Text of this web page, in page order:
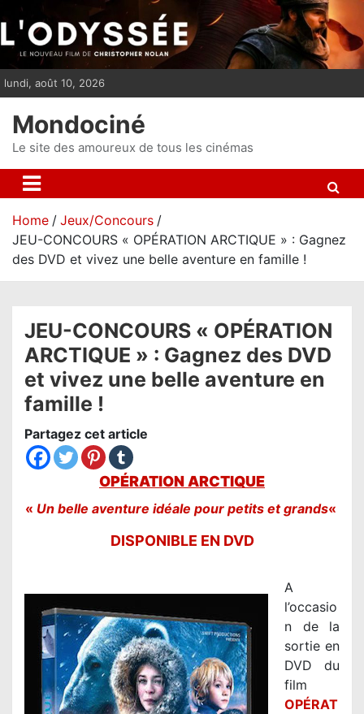
i
p
n
lundi, août 10, 2026
Mondociné
Le site des amoureux de tous les cinémas
Home
Jeux/Concours
JEU-CONCOURS « OPÉRATION ARCTIQUE » : Gagnez
des DVD et vivez une belle aventure en famille !
JEU-CONCOURS « OPÉRATION
ARCTIQUE » : Gagnez des DVD
et vivez une belle aventure en
famille !
Partagez cet article
OPÉRATION ARCTIQUE
« Un belle aventure idéale pour petits et grands«
DISPONIBLE EN DVD
A
l’occasio
n de la
sortie en
DVD du
film
OPÉRAT